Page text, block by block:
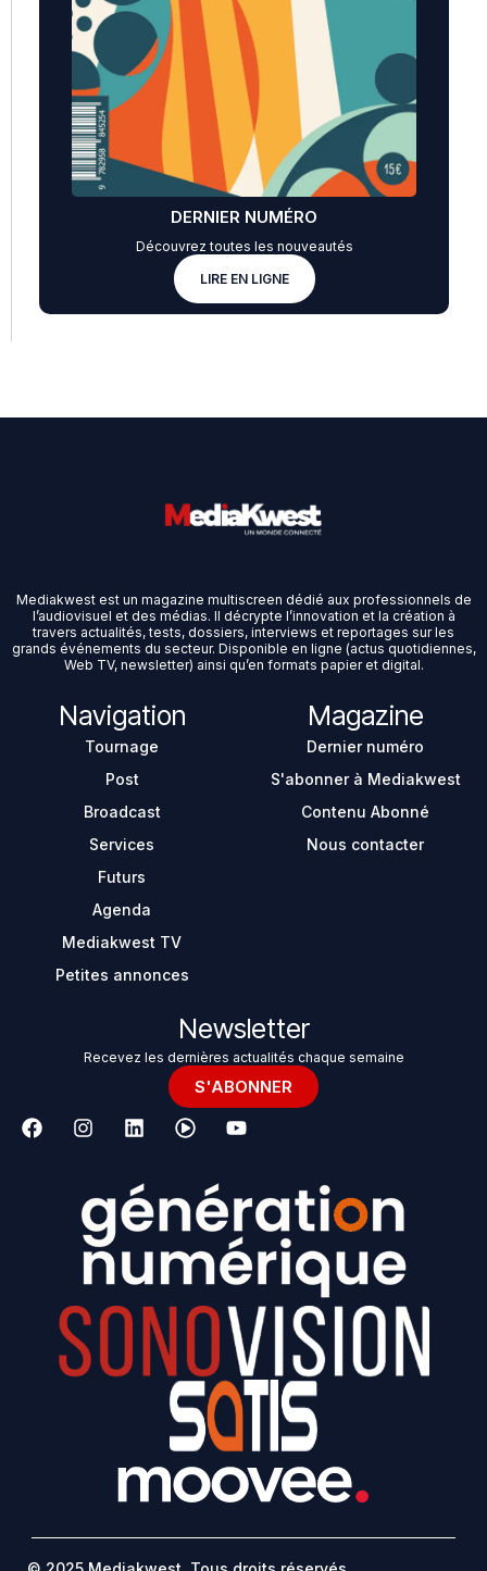
DERNIER NUMÉRO
Découvrez toutes les nouveautés
LIRE EN LIGNE
Mediakwest est un magazine multiscreen dédié aux professionnels de
l’audiovisuel et des médias. Il décrypte l’innovation et la création à
travers actualités, tests, dossiers, interviews et reportages sur les
grands événements du secteur. Disponible en ligne (actus quotidiennes,
Web TV, newsletter) ainsi qu’en formats papier et digital.
Navigation
Tournage
Post
Broadcast
Services
Futurs
Agenda
Mediakwest TV
Petites annonces
Magazine
Dernier numéro
S'abonner à Mediakwest
Contenu Abonné
Nous contacter
Newsletter
Recevez les dernières actualités chaque semaine
S'ABONNER